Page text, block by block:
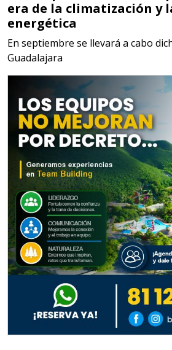
MATERIALES PARA
BATERÍAS DE LITIO
Especificaciones:
Para vehículos
Requisitos: Garantizar
química y origen
(especialmente para
contar con sistemas de
gestión ambiental.
Aplicar al
Empresa en Jalisco
Requiere:
ALAMBRE DE
Especificaciones:
Requisitos: Garantizar
química y origen
(especialmente para
era de la climatización y
energética
En septiembre se llevará a cabo
Guadalajara